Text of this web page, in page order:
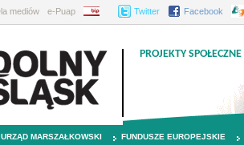
mediów e-Puap BIP Twitter Facebook
PROJEKTY SPOŁECZNE
URZĄD MARSZAŁKOWSKI FUNDUSZE EUROPEJSKIE